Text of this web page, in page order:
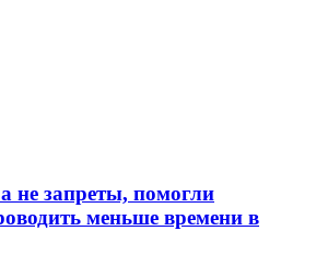
не запреты, помогли
меньше времени в